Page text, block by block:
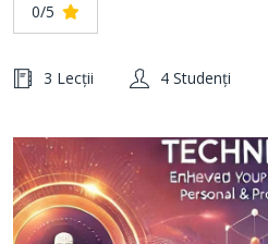
0/5
3 Lecții 4 Studenți